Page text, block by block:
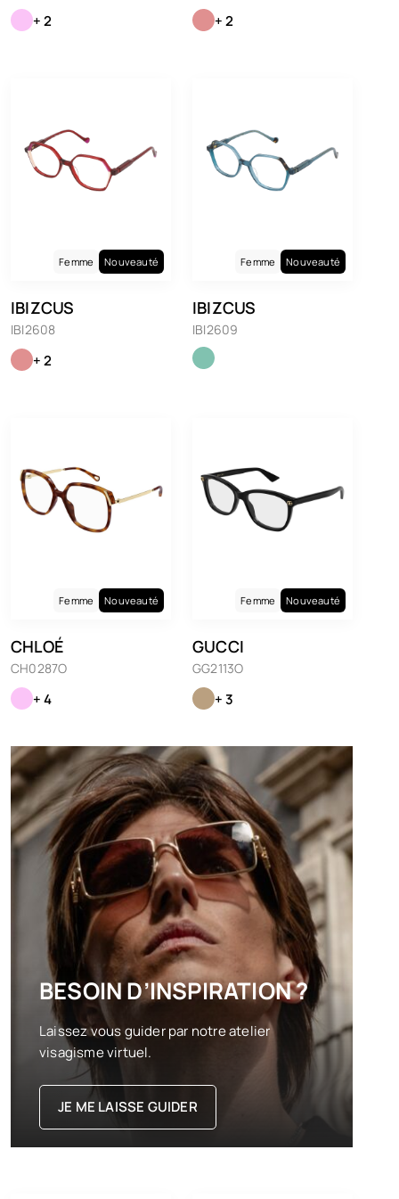
+ 2 + 2
BESOIN D’INSPIRATION ?
Laissez vous guider par notre atelier
visagisme virtuel.
JE ME LAISSE GUIDER
Femme Nouveauté
IBIZCUS
IBI2608
+ 2
Femme Nouveauté
IBIZCUS
IBI2609
Femme Nouveauté
CHLOÉ
CH0287O
+ 4
Femme Nouveauté
GUCCI
GG2113O
+ 3